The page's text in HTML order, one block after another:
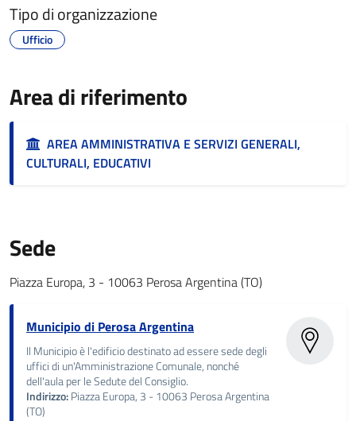
Tipo di organizzazione
Ufficio
Area di riferimento
AREA AMMINISTRATIVA E SERVIZI GENERALI,
CULTURALI, EDUCATIVI
Sede
Piazza Europa, 3 - 10063 Perosa Argentina (TO)
Municipio di Perosa Argentina
Il Municipio è l'edificio destinato ad essere sede degli
uffici di un'Amministrazione Comunale, nonché
dell'aula per le Sedute del Consiglio.
Indirizzo:Piazza Europa, 3 - 10063 Perosa Argentina
(TO)